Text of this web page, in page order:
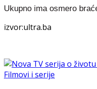
Ukupno ima osmero
izvor:ultra.ba
Filmovi i serije